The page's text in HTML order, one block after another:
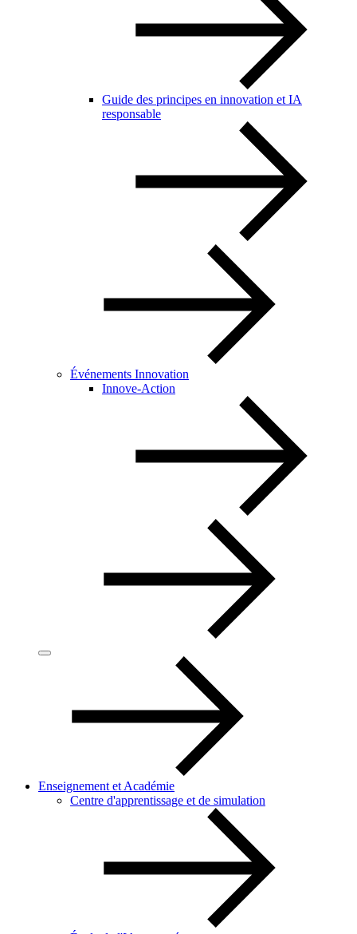
Guide des principes en innovation et IA
responsable
Événements Innovation
Innove-Action
Enseignement et Académie
Centre d'apprentissage et de simulation